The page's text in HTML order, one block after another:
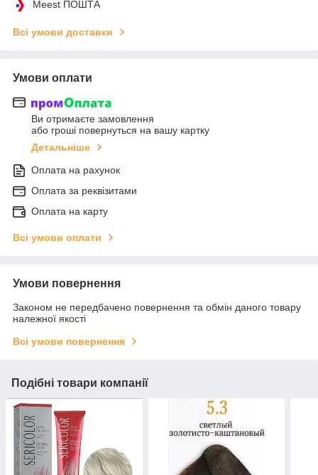
Meest ПОШТА
Всі умови доставки
Умови оплати
Ви отримаєте замовлення
або гроші повернуться на вашу картку
Детальніше
Оплата на рахунок
Оплата за реквізитами
Оплата на карту
Всі умови оплати
Умови повернення
Законом не передбачено повернення та обмін даного товару
належної якості
Всі умови повернення
Подібні товари компанії